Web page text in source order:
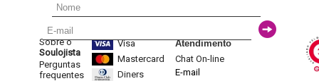
Sobre o
Soulojista
Perguntas
frequentes
Visa
Mastercard
Diners
Atendimento
Chat On-line
E-mail